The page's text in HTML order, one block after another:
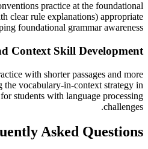
practice at the foundational
clear rule explanations) appropriate
foundational grammar awareness.
Context Skill Development
with shorter passages and more
vocabulary-in-context strategy in
students with language processing
challenges.
Asked Questions